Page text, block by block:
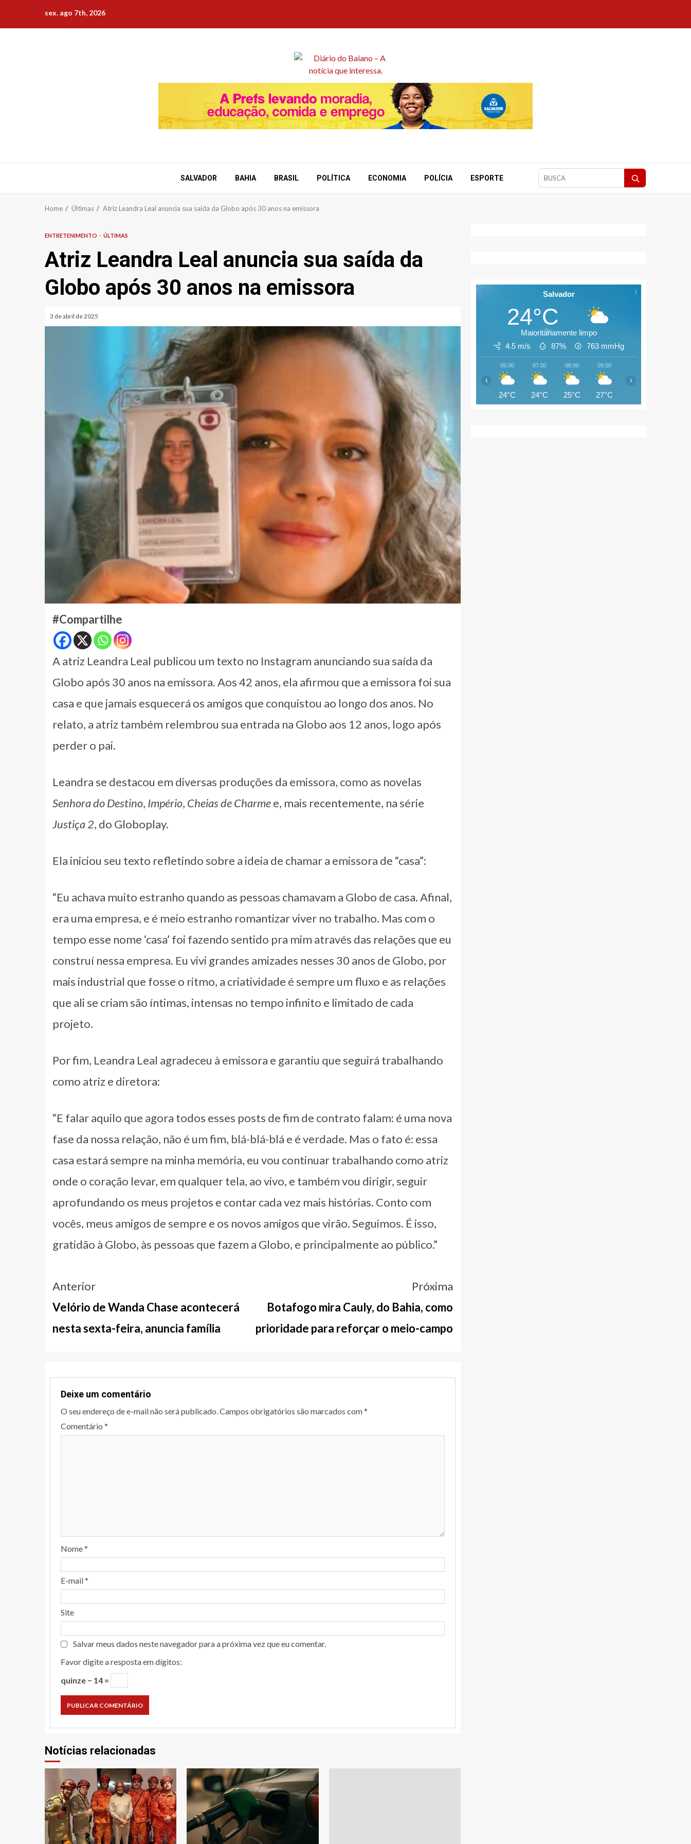
content
sex. ago 7th, 2026
SALVADOR BAHIA BRASIL POLÍTICA ECONOMIA POLÍCIA ESPORTE
Pesquisar
Home Últimas Atriz Leandra Leal anuncia sua saída da Globo após 30 anos na emissora
ENTRETENIMENTO ÚLTIMAS
Atriz Leandra Leal anuncia sua saída da
Globo após 30 anos na emissora
3 de abril de 2025
#Compartilhe
A atriz Leandra Leal publicou um texto no Instagram anunciando sua saída da
Globo após 30 anos na emissora. Aos 42 anos, ela afirmou que a emissora foi sua
casa e que jamais esquecerá os amigos que conquistou ao longo dos anos. No
relato, a atriz também relembrou sua entrada na Globo aos 12 anos, logo após
perder o pai.
Leandra se destacou em diversas produções da emissora, como as novelas
Senhora do Destino, Império, Cheias de Charmee, mais recentemente, na série
Justiça 2, do Globoplay.
Ela iniciou seu texto refletindo sobre a ideia de chamar a emissora de “casa”:
“Eu achava muito estranho quando as pessoas chamavam a Globo de casa. Afinal,
era uma empresa, e é meio estranho romantizar viver no trabalho. Mas com o
tempo esse nome ‘casa’ foi fazendo sentido pra mim através das relações que eu
construí nessa empresa. Eu vivi grandes amizades nesses 30 anos de Globo, por
mais industrial que fosse o ritmo, a criatividade é sempre um fluxo e as relações
que ali se criam são íntimas, intensas no tempo infinito e limitado de cada
projeto.
Por fim, Leandra Leal agradeceu à emissora e garantiu que seguirá trabalhando
como atriz e diretora:
“E falar aquilo que agora todos esses posts de fim de contrato falam: é uma nova
fase da nossa relação, não é um fim, blá-blá-blá e é verdade. Mas o fato é: essa
casa estará sempre na minha memória, eu vou continuar trabalhando como atriz
onde o coração levar, em qualquer tela, ao vivo, e também vou dirigir, seguir
aprofundando os meus projetos e contar cada vez mais histórias. Conto com
vocês, meus amigos de sempre e os novos amigos que virão. Seguimos. É isso,
gratidão à Globo, às pessoas que fazem a Globo, e principalmente ao público.”
Navegação
entre
notícias
Anterior
Velório de Wanda Chase acontecerá
nesta sexta-feira, anuncia família
Próxima
Botafogo mira Cauly, do Bahia, como
prioridade para reforçar o meio-campo
Deixe um comentário
O seu endereço de e-mail não será publicado.Campos obrigatórios são marcados com*
Comentário *
Nome*
E-mail*
Site
Salvar meus dados neste navegador para a próxima vez que eu comentar.
Favor digite a resposta em dígitos:
quinze − 14 =
Notícias relacionadas
Salvador
24°C
Maioritariamente limpo
4.5 m/s
87% 763 mmHg
06:00
24°C
07:00
24°C
08:00
25°C
09:00
27°C
‹ ›